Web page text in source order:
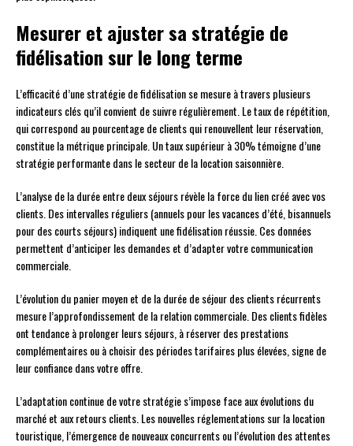
Mesurer et ajuster sa stratégie de
fidélisation sur le long terme
L’efficacité d’une stratégie de fidélisation se mesure à travers plusieurs
indicateurs clés qu’il convient de suivre régulièrement. Le taux de répétition,
qui correspond au pourcentage de clients qui renouvellent leur réservation,
constitue la métrique principale. Un taux supérieur à 30% témoigne d’une
stratégie performante dans le secteur de la location saisonnière.
L’analyse de la durée entre deux séjours révèle la force du lien créé avec vos
clients. Des intervalles réguliers (annuels pour les vacances d’été, bisannuels
pour des courts séjours) indiquent une fidélisation réussie. Ces données
permettent d’anticiper les demandes et d’adapter votre communication
commerciale.
L’évolution du panier moyen et de la durée de séjour des clients récurrents
mesure l’approfondissement de la relation commerciale. Des clients fidèles
ont tendance à prolonger leurs séjours, à réserver des prestations
complémentaires ou à choisir des périodes tarifaires plus élevées, signe de
leur confiance dans votre offre.
L’adaptation continue de votre stratégie s’impose face aux évolutions du
marché et aux retours clients. Les nouvelles réglementations sur la location
touristique, l’émergence de nouveaux concurrents ou l’évolution des attentes